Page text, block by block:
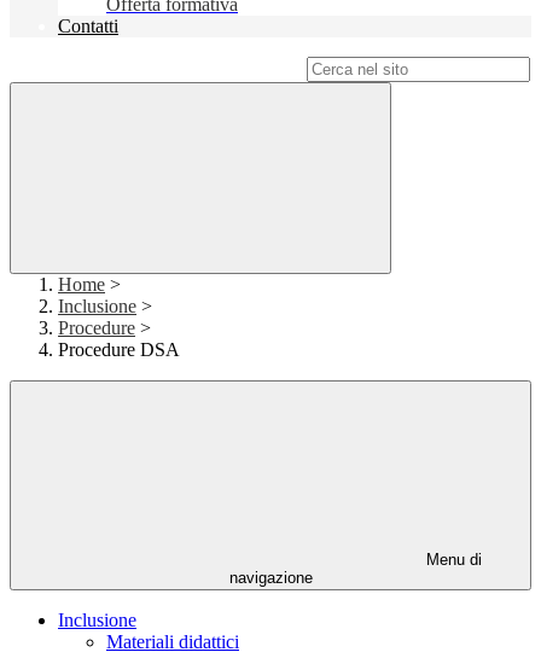
Offerta formativa
Contatti
Home >
Inclusione >
Procedure >
Procedure DSA
Menu di
navigazione
Inclusione
Materiali didattici